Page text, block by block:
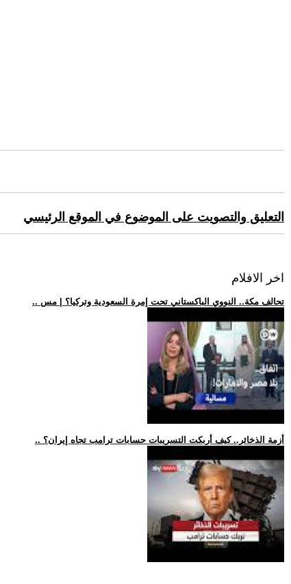
التعليق والتصويت على الموضوع في الموقع الرئيسي
اخر الافلام
.. تحالف مكة.. النووي الباكستاني تحت إمرة السعودية وتركيا؟ | مس
.. أزمة الذخائر.. كيف أربكت التسريبات حسابات ترامب تجاه إيران؟